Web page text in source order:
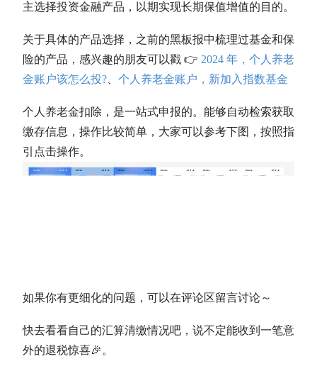
主选择投资金融产品，以期实现长期保值增值的目的。
关于具体的产品选择，之前的黑板报中梳理过基金和保
险的产品，感兴趣的朋友可以戳 👉 2024 年，个人养老
金账户该怎么投?
个人养老金账户，新加入指数基金
个人养老金扣除，是一站式申报的。能够自动检索获取
缴存信息，操作比较简单，大家可以参考下图，按照指
引点击操作。
如果你有更细化的问题，可以在评论区留言讨论～
快去看看自己的汇算清缴情况吧，说不定能收到一笔意
外的退税惊喜🎉。